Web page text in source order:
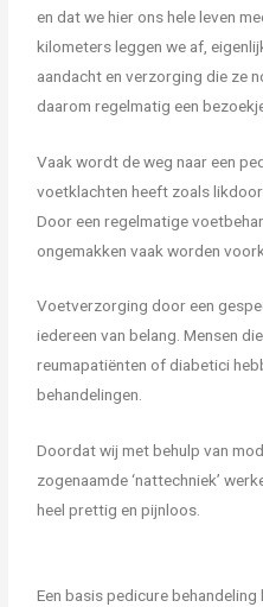
en dat we hier ons hele leven
kilometers leggen we af,
aandacht en verzorging die ze
daarom regelmatig een
Vaak wordt de weg naar een
voetklachten heeft zoals
Door een regelmatige
ongemakken vaak worden
Voetverzorging door een
iedereen van belang. Mensen
reumapatiënten of diabetici
behandelingen.
Doordat wij met behulp van
zogenaamde ‘nattechniek’
heel prettig en pijnloos.
Een basis pedicure behandeling